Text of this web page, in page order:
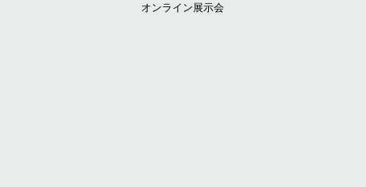
オンライン展示会